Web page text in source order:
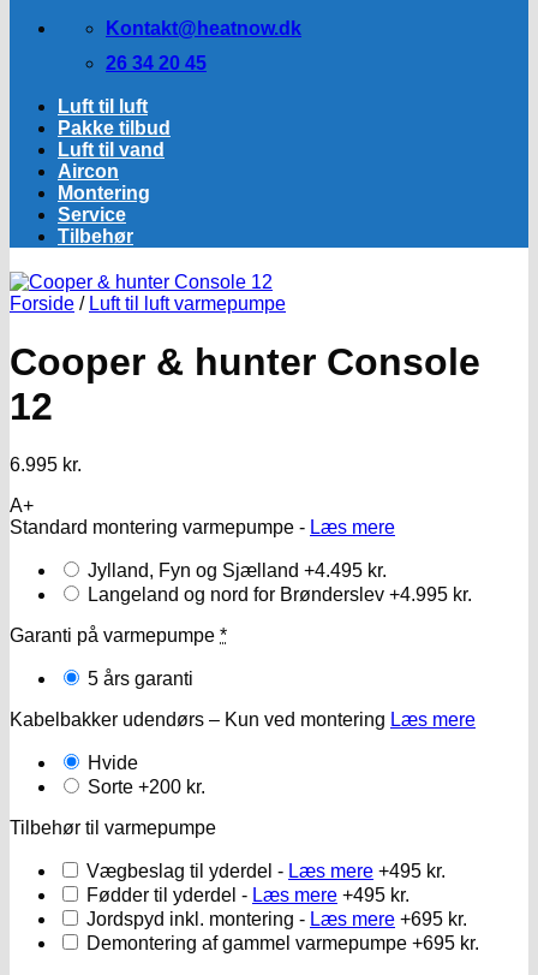
Kontakt@heatnow.dk
26 34 20 45
Luft til luft
Pakke tilbud
Luft til vand
Aircon
Montering
Service
Tilbehør
Forside / Luft til luft varmepumpe
Cooper & hunter Console
12
6.995 kr.
A+
Standard montering varmepumpe - Læs mere
Jylland, Fyn og Sjælland +4.495 kr.
Langeland og nord for Brønderslev +4.995 kr.
Garanti på varmepumpe *
5 års garanti
Kabelbakker udendørs – Kun ved montering Læs mere
Hvide
Sorte +200 kr.
Tilbehør til varmepumpe
Vægbeslag til yderdel - Læs mere +495 kr.
Fødder til yderdel - Læs mere +495 kr.
Jordspyd inkl. montering - Læs mere +695 kr.
Demontering af gammel varmepumpe +695 kr.